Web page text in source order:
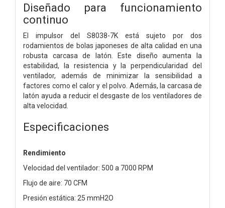
Diseñado para funcionamiento
continuo
El impulsor del S8038-7K está sujeto por dos
rodamientos de bolas japoneses de alta calidad en una
robusta carcasa de latón. Este diseño aumenta la
estabilidad, la resistencia y la perpendicularidad del
ventilador, además de minimizar la sensibilidad a
factores como el calor y el polvo. Además, la carcasa de
latón ayuda a reducir el desgaste de los ventiladores de
alta velocidad.
Especificaciones
Rendimiento
Velocidad del ventilador: 500 a 7000 RPM
Flujo de aire: 70 CFM
Presión estática: 25 mmH2O